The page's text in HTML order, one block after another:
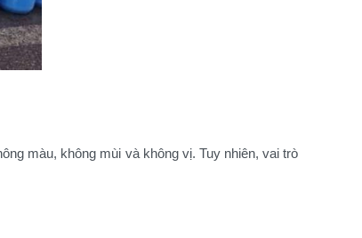
màu, không mùi và không vị. Tuy nhiên, vai trò